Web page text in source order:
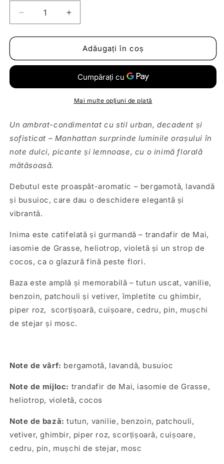
Reduceți
cantitatea
pentru
|
-
Creșteți
cantitatea
pentru
Decant
|
Parfums
-
Manhattan
Adăugați în coș
Mai multe opțiuni de plată
Un ambrat-condimentat cu stil urban, decadent și
sofisticat – Manhattan surprinde luminile orașului în
note dulci, picante și lemnoase, cu o inimă florală
mătăsoasă.
Debutul este proaspăt-aromatic – bergamotă, lavandă
și busuioc, care dau o deschidere elegantă și
vibrantă.
Inima este catifelată și gurmandă – trandafir de Mai,
iasomie de Grasse, heliotrop, violetă și un strop de
cocos, ca o glazură fină peste flori.
Baza este amplă și memorabilă – tutun uscat, vanilie,
benzoin, patchouli și vetiver, împletite cu ghimbir,
piper roz, scorțișoară, cuișoare, cedru, pin, mușchi
de stejar și mosc.
Note de vârf: bergamotă, lavandă, busuioc
Note de mijloc: trandafir de Mai, iasomie de Grasse,
heliotrop, violetă, cocos
Note de bază: tutun, vanilie, benzoin, patchouli,
vetiver, ghimbir, piper roz, scorțișoară, cuișoare,
cedru, pin, mușchi de stejar, mosc